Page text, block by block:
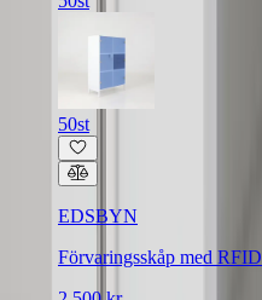
50st
EDSBYN
Förvaringsskåp med RFID